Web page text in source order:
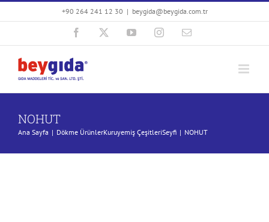
to
+90 264 241 12 30 | beygida@beygida.com.tr
Facebook YouTubeInstagram
E-
NOHUT
Ana Sayfa Dökme ÜrünlerKuruyemiş ÇeşitleriSeyfi NOHUT